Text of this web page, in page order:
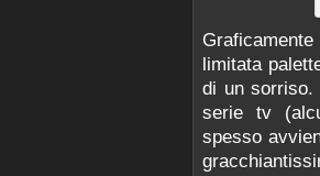
limitata
di un sorriso.
serie tv
spesso